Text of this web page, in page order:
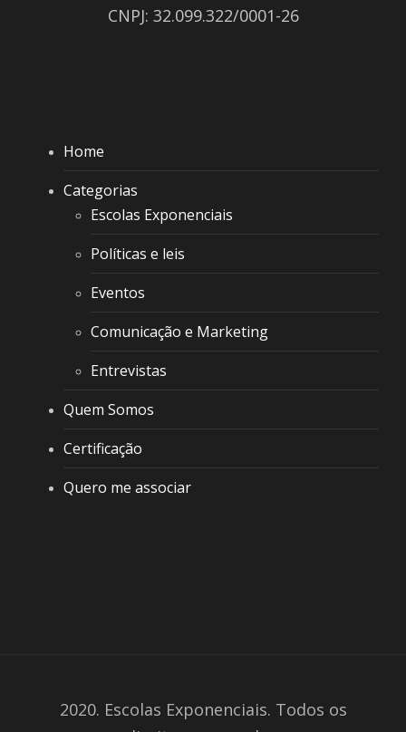
CNPJ: 32.099.322/0001-26
Home
Categorias
Escolas Exponenciais
Políticas e leis
Eventos
Comunicação e Marketing
Entrevistas
Quem Somos
Certificação
Quero me associar
2020. Escolas Exponenciais. Todos os